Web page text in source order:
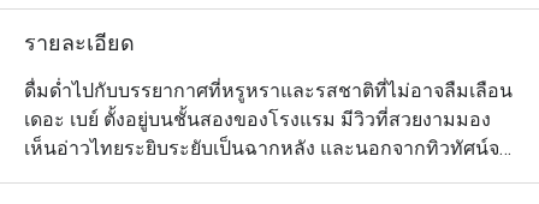
รายละเอียด
ดื่มด่ำไปกับบรรยากาศที่หรูหราและรสชาติที่ไม่อาจลืมเลือน
เดอะ เบย์ ตั้งอยู่บนชั้นสองของโรงแรม มีวิวที่สวยงามมอง
เห็นอ่าวไทยระยิบระยับเป็นฉากหลัง และนอกจากทิวทัศน์จะ
ไม่เป็นรองใครในพัทยาแล้ว ห้องอาหารแห่งนี้ยังนำเสนอ